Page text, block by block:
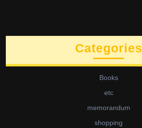
Categories
Books
etc
memorandum
shopping